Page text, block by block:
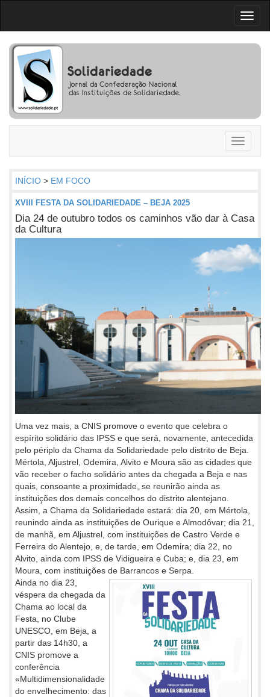
Toggle
INÍCIO > EM FOCO
XVIII FESTA DA SOLIDARIEDADE – BEJA 2025
Dia 24 de outubro todos os caminhos vão dar à Casa
da Cultura
Uma vez mais, a CNIS promove o evento que celebra o
espírito solidário das IPSS e que será, novamente, antecedida
pelo périplo da Chama da Solidariedade pelo distrito de Beja.
Mértola, Aljustrel, Odemira, Alvito e Moura são as cidades que
vão receber o facho solidário antes da chegada a Beja e nas
quais, consoante a proximidade, se reunirão ainda as
instituições dos demais concelhos do distrito alentejano.
Assim, a Chama da Solidariedade estará: dia 20, em Mértola,
reunindo ainda as instituições de Ourique e Almodôvar; dia 21,
de manhã, em Aljustrel, com instituições de Castro Verde e
Ferreira do Alentejo, e, de tarde, em Odemira; dia 22, no
Alvito, ainda com IPSS de Vidigueira e Cuba; e, dia 23, em
Moura, com instituições de Barrancos e Serpa.
Ainda no dia 23,
véspera da chegada da
Chama ao local da
Festa, no Clube
UNESCO, em Beja, a
partir das 14h30, a
CNIS promove a
conferência
«Multidimensionalidade
do envelhecimento: das